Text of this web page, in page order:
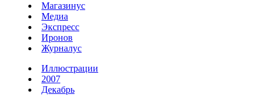
Магазинус
Медиа
Экспресс
Иронов
Журналус
Иллюстрации
2007
Декабрь